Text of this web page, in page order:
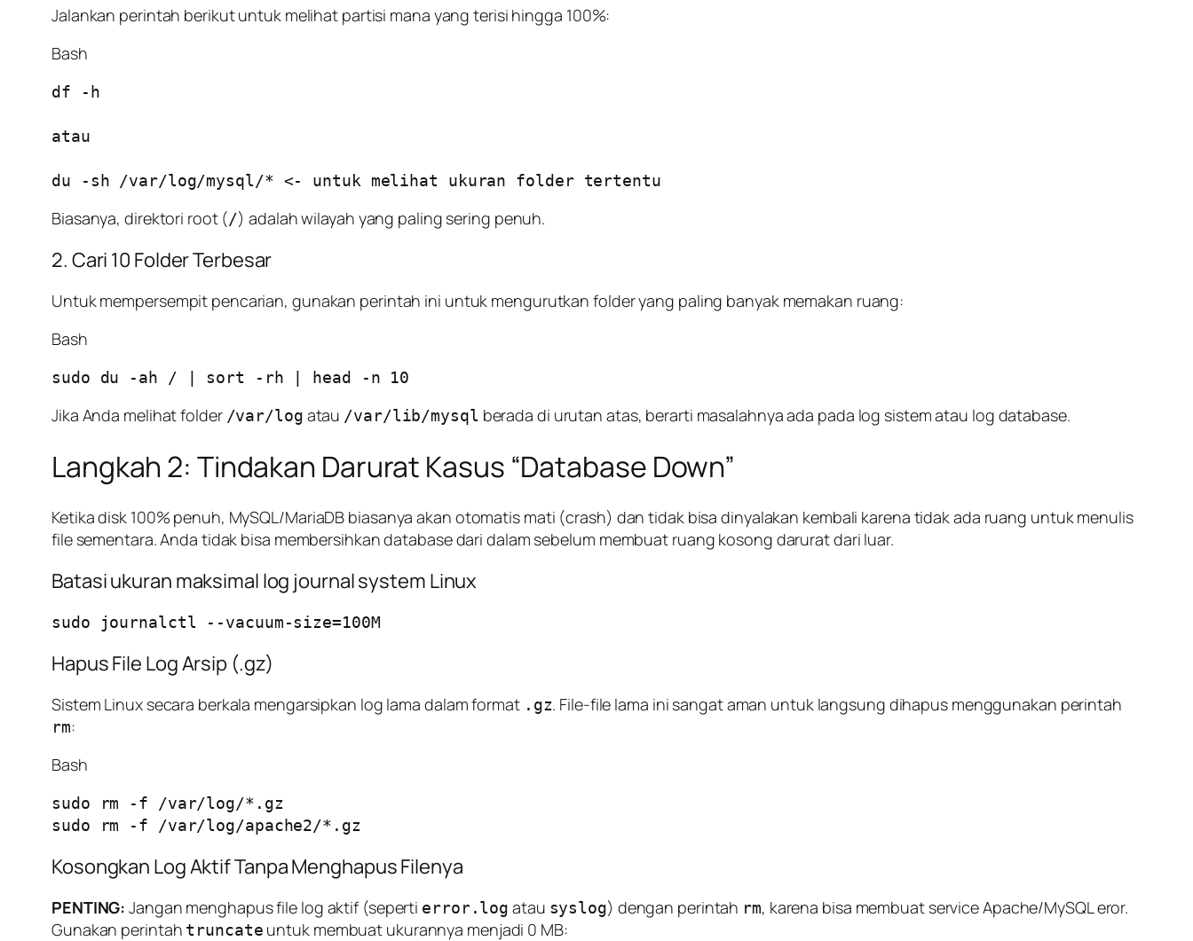
Jalankan perintah berikut untuk melihat partisi mana yang terisi hingga 100%:
Bash
df -h
atau
du -sh /var/log/mysql/* <- untuk melihat ukuran folder tertentu
Biasanya, direktori root (/) adalah wilayah yang paling sering penuh.
2. Cari 10 Folder Terbesar
Untuk mempersempit pencarian, gunakan perintah ini untuk mengurutkan folder yang paling banyak memakan ruang:
Bash
Jika Anda melihat folder /var/log atau /var/lib/mysql berada di urutan atas, berarti masalahnya ada pada log sistem atau log database.
Langkah 2: Tindakan Darurat Kasus “Database Down”
Ketika disk 100% penuh, MySQL/MariaDB biasanya akan otomatis mati (crash) dan tidak bisa dinyalakan kembali karena tidak ada ruang untuk menulis
file sementara. Anda tidak bisa membersihkan database dari dalam sebelum membuat ruang kosong darurat dari luar.
Batasi ukuran maksimal log journal system Linux
sudo journalctl --vacuum-size=100M
Hapus File Log Arsip (.gz)
Sistem Linux secara berkala mengarsipkan log lama dalam format .gz. File-file lama ini sangat aman untuk langsung dihapus menggunakan perintah
rm:
Bash
sudo rm -f /var/log/*.gz
Kosongkan Log Aktif Tanpa Menghapus Filenya
PENTING: Jangan menghapus file log aktif (seperti error.log atau syslog) dengan perintah rm, karena bisa membuat service Apache/MySQL eror.
Gunakan perintah truncate untuk membuat ukurannya menjadi 0 MB: